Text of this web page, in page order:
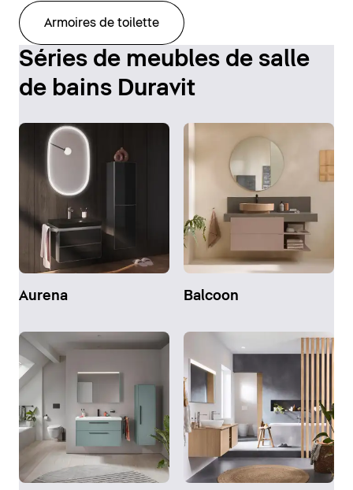
Armoires de toilette
Séries de meubles de salle
de bains Duravit
Aurena Balcoon